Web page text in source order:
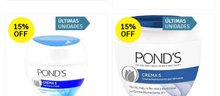
15%
OFF
15%
OFF